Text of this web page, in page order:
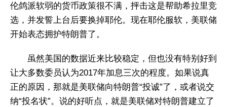
伦鸽派软弱的货币政策很不满，抨击这是帮助希拉里竞
选，并发誓上台后要换掉耶伦。现在耶伦服软，美联储
开始表态拥护特朗普了。
虽然美国的数据近来比较稳定，但也没有特别好到
让大多数委员认为2017年加息三次的程度。如果说真
正的原因，那就是美联储向特朗普“投诚”了，或者说交
纳“投名状”。说的好听点，就是美联储对特朗普建立了